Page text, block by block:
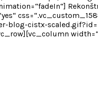
blog-cistx-